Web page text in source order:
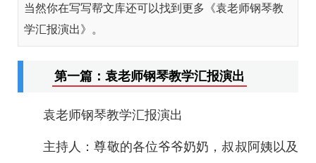
当然你在写写帮文库还可以找到更多《袁老师钢琴教
学汇报演出》。
第一篇：袁老师钢琴教学汇报演出
袁老师钢琴教学汇报演出
主持人：尊敬的各位爷爷奶奶，叔叔阿姨以及